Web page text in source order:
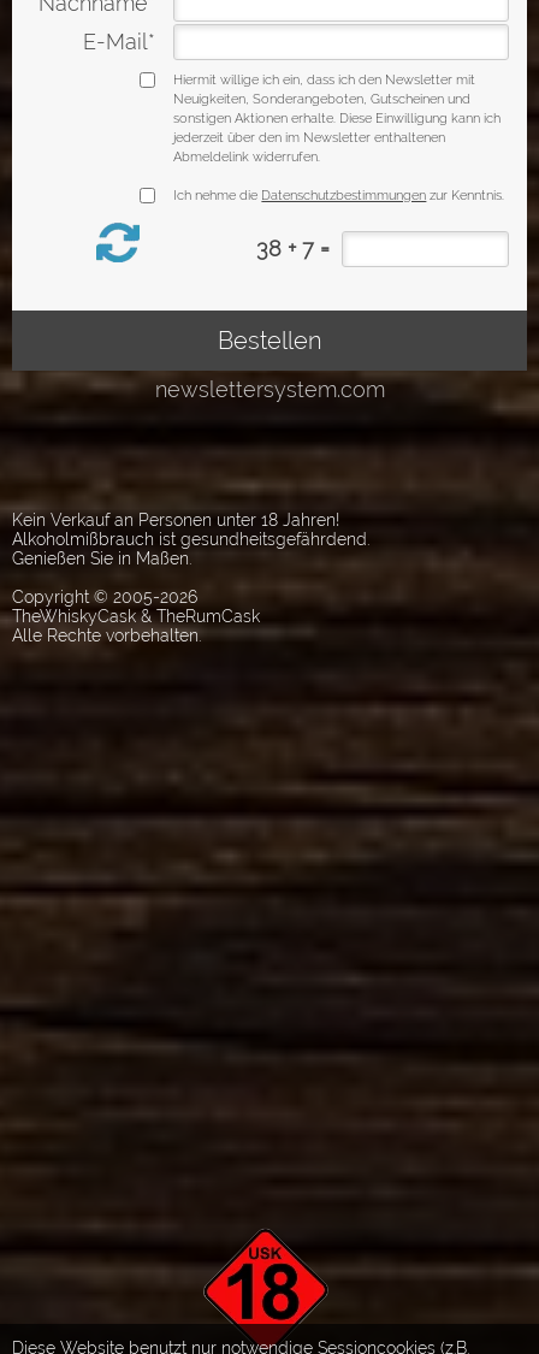
Diese Website benutzt nur notwendige Sessioncookies (z.B.
Kein Verkauf an Personen unter 18 Jahren!
Alkoholmißbrauch ist gesundheitsgefährdend.
Genießen Sie in Maßen.
Copyright © 2005-2026
TheWhiskyCask & TheRumCask
Alle Rechte vorbehalten.